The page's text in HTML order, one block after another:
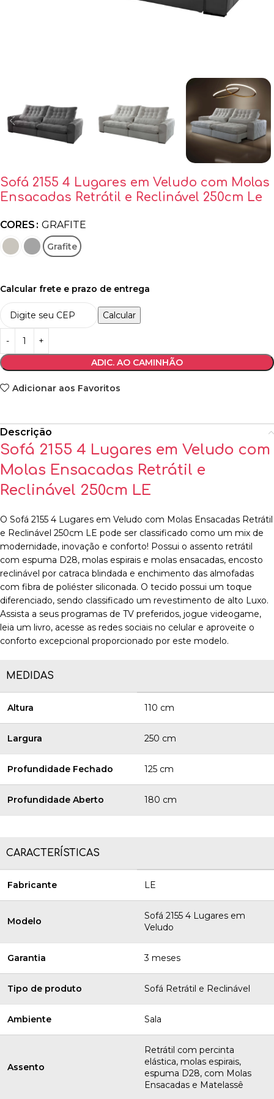
Sofá 2155 4 Lugares em Veludo com Molas
Ensacadas Retrátil e Reclinável 250cm Le
CORES GRAFITE
Grafite
Calcular frete e prazo de entrega
Calcular
ADIC. AO CAMINHÃO
Adicionar aos Favoritos
Descrição
Sofá 2155 4 Lugares em Veludo com
Molas Ensacadas Retrátil e
Reclinável 250cm LE
O Sofá 2155 4 Lugares em Veludo com Molas Ensacadas Retrátil
e Reclinável 250cm LE pode ser classificado como um mix de
modernidade, inovação e conforto! Possui o assento retrátil
com espuma D28, molas espirais e molas ensacadas, encosto
reclinável por catraca blindada e enchimento das almofadas
com fibra de poliéster siliconada. O tecido possui um toque
diferenciado, sendo classificado um revestimento de alto Luxo.
Assista a seus programas de TV preferidos, jogue videogame,
leia um livro, acesse as redes sociais no celular e aproveite o
conforto excepcional proporcionado por este modelo.
MEDIDAS
Altura 110 cm
Largura 250 cm
Profundidade Fechado 125 cm
Profundidade Aberto 180 cm
CARACTERÍSTICAS
Fabricante LE
Modelo
Sofá 2155 4 Lugares em
Veludo
Garantia 3 meses
Tipo de produto Sofá Retrátil e Reclinável
Ambiente Sala
Assento
Retrátil com percinta
elástica, molas espirais,
espuma D28, com Molas
Ensacadas e Matelassê